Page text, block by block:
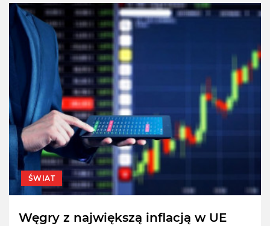
ŚWIAT
Węgry z największą inflacją w UE